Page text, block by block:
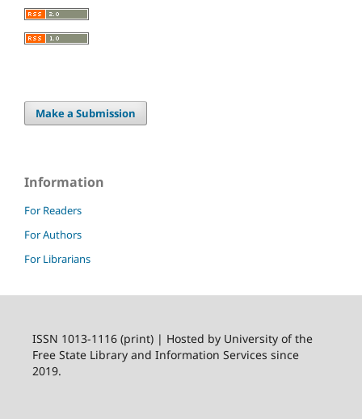
Make a Submission
Information
For Readers
For Authors
For Librarians
ISSN 1013-1116 (print) | Hosted by University of the
Free State Library and Information Services since
2019.